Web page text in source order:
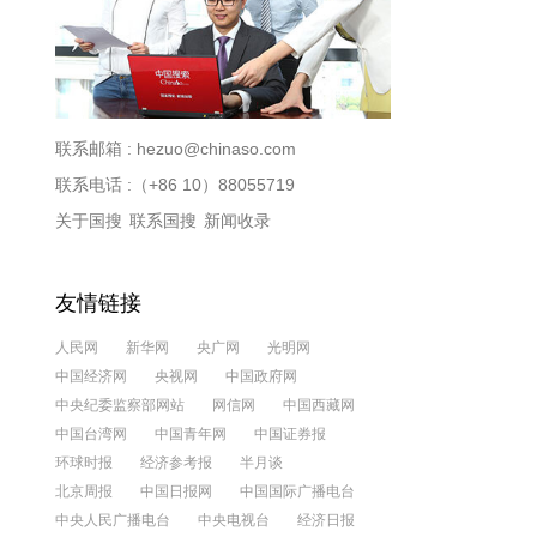
联系邮箱 : hezuo@chinaso.com
联系电话 :（+86 10）88055719
关于国搜 联系国搜 新闻收录
友情链接
人民网 新华网 央广网
光明网
中国经济网
央视网
中国政府网
中央纪委监察部网站
网信网
中国西藏网
中国台湾网
中国青年网
中国证券报
环球时报
经济参考报
半月谈
北京周报
中国日报网
中国国际广播电台
中央人民广播电台
中央电视台 经济日报